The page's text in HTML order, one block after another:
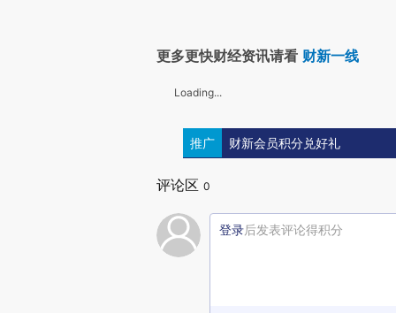
更多更快财经资讯请看 财新一线
Loading...
推广 财新会员积分兑好礼
评论区 0
登录后发表评论得积分